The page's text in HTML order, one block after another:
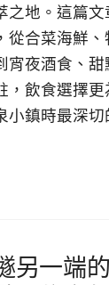
之地。這篇文
從合菜海鮮、
宵夜酒食、
飲食選擇更
小鎮時最深
另一端